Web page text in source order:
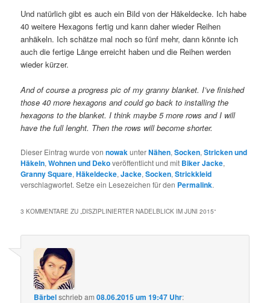
Und natürlich gibt es auch ein Bild von der Häkeldecke. Ich habe
40 weitere Hexagons fertig und kann daher wieder Reihen
anhäkeln. Ich schätze mal noch so fünf mehr, dann könnte ich
auch die fertige Länge erreicht haben und die Reihen werden
wieder kürzer.
And of course a progress pic of my granny blanket. I’ve finished
those 40 more hexagons and could go back to installing the
hexagons to the blanket. I think maybe 5 more rows and I will
have the full lenght. Then the rows will become shorter.
Dieser Eintrag wurde vonnowakunterNähen,Socken,Stricken und
Häkeln,Wohnen und Dekoveröffentlicht und mit Biker Jacke,
Granny Square,Häkeldecke,Jacke,Socken,Strickkleid
verschlagwortet. Setze ein Lesezeichen für den Permalink.
3 KOMMENTARE ZU „ DISZIPLINIERTER NADELBLICK IM JUNI 2015“
Bärbelschriebam08.06.2015 um 19:47 Uhr: